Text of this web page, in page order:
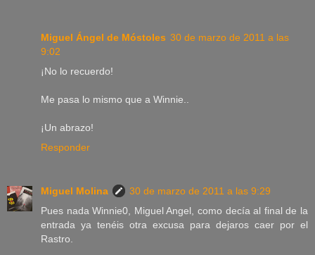
Miguel Ángel de Móstoles 30 de marzo de 2011 a las
9:02
¡No lo recuerdo!
Me pasa lo mismo que a Winnie..
¡Un abrazo!
Responder
Miguel Molina
30 de marzo de 2011 a las 9:29
Pues nada Winnie0, Miguel Angel, como decía al final de la
entrada ya tenéis otra excusa para dejaros caer por el
Rastro.